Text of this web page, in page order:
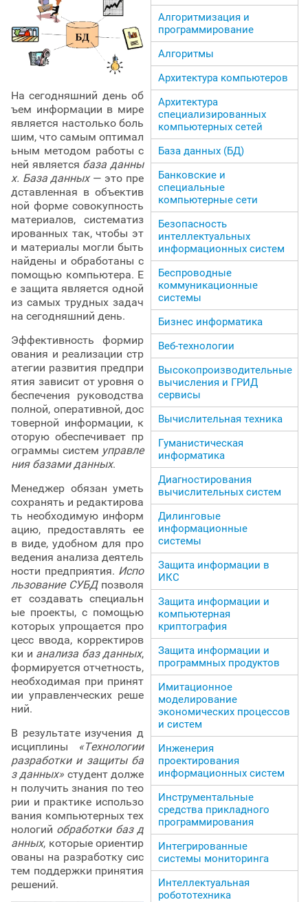
На сегодняшний день об
ъем информации в мире
является настолько боль
шим, что самым оптимал
ьным методом работы с
ней является база данны
х. База данных— это пре
дставленная в объектив
ной форме совокупность
материалов, систематиз
ированных так, чтобы эт
и материалы могли быть
найдены и обработаны с
помощью компьютера. Е
е защита является одной
из самых трудных задач
на сегодняшний день.
Эффективность формир
ования и реализации стр
атегии развития предпри
ятия зависит от уровня о
беспечения руководства
полной, оперативной, дос
товерной информации, к
оторую обеспечивает пр
ограммы систем управле
ния базами данных.
Менеджер обязан уметь
сохранять и редактирова
ть необходимую информ
ацию, предоставлять ее
в виде, удобном для про
ведения анализа деятель
ности предприятия. Испо
льзование СУБДпозволя
ет создавать специальн
ые проекты, с помощью
которых упрощается про
цесс ввода, корректиров
ки и анализа баз данных,
формируется отчетность,
необходимая при принят
ии управленческих реше
ний.
В результате изучения д
исциплины
«Технологии
разработки и защиты ба
з данных» студент долже
н получить знания по тео
рии и практике использо
вания компьютерных тех
нологий обработки баз д
анных, которые ориентир
ованы на разработку сис
тем поддержки принятия
решений.
Алгоритмизация и
программирование
Алгоритмы
Архитектура компьютеров
Архитектура
специализированных
компьютерных сетей
База данных (БД)
Банковские и
специальные
компьютерные сети
Безопасность
интеллектуальных
информационных систем
Беспроводные
коммуникационные
системы
Бизнес информатика
Веб-технологии
Высокопроизводительные
вычисления и ГРИД
сервисы
Вычислительная техника
Гуманистическая
информатика
Диагностирования
вычислительных систем
Дилинговые
информационные
системы
Защита информации в
ИКС
Защита информации и
компьютерная
криптография
Защита информации и
программных продуктов
Имитационное
моделирование
экономических процессов
и систем
Инженерия
проектирования
информационных систем
Инструментальные
средства прикладного
программирования
Интегрированные
системы мониторинга
Интеллектуальная
робототехника